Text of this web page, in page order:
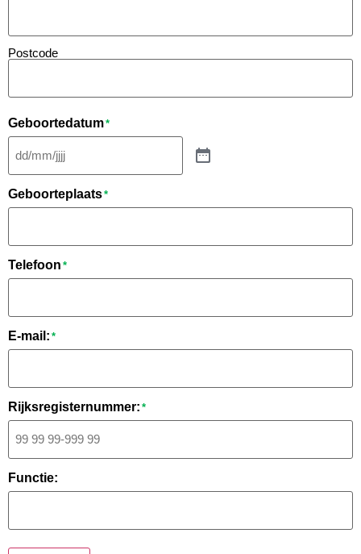
Postcode
Geboortedatum*
Geboorteplaats*
Telefoon *
E-mail: *
Rijksregisternummer: *
Functie: